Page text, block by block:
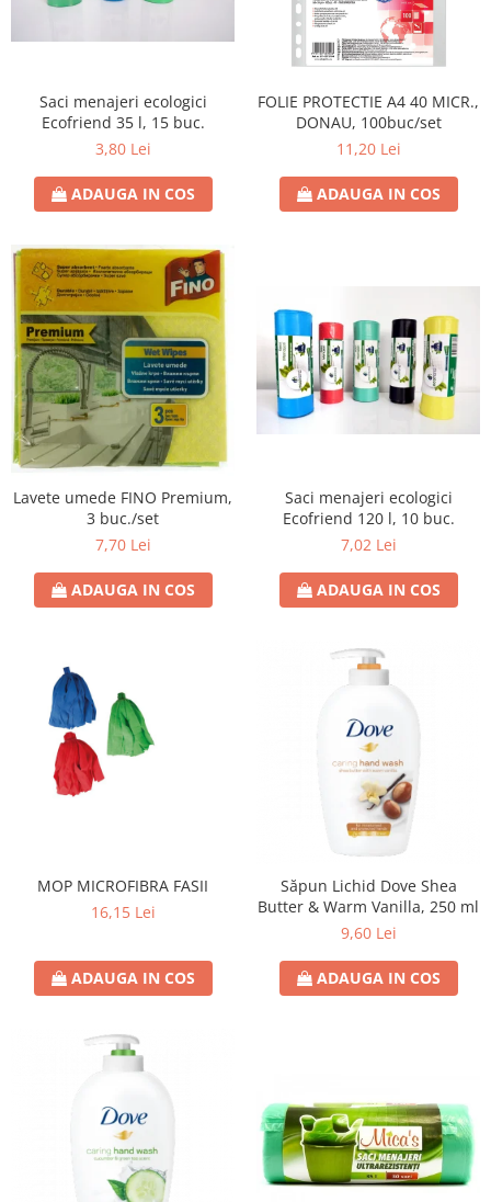
Saci menajeri ecologici
Ecofriend 35 l, 15 buc.
3,80 Lei
ADAUGA IN COS
FOLIE PROTECTIE A4 40 MICR.,
DONAU, 100buc/set
11,20 Lei
ADAUGA IN COS
Lavete umede FINO Premium,
3 buc./set
7,70 Lei
ADAUGA IN COS
Saci menajeri ecologici
Ecofriend 120 l, 10 buc.
7,02 Lei
ADAUGA IN COS
MOP MICROFIBRA FASII
16,15 Lei
ADAUGA IN COS
Săpun Lichid Dove Shea
Butter & Warm Vanilla, 250 ml
9,60 Lei
ADAUGA IN COS